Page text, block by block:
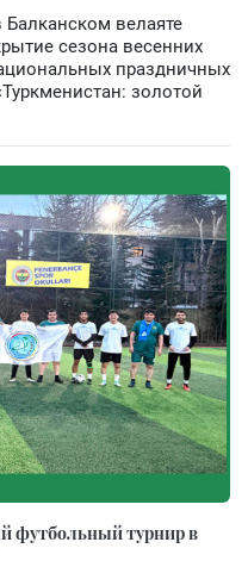
Балканском велаяте
сезона весенних
праздничных
золотой
футбольный турнир в